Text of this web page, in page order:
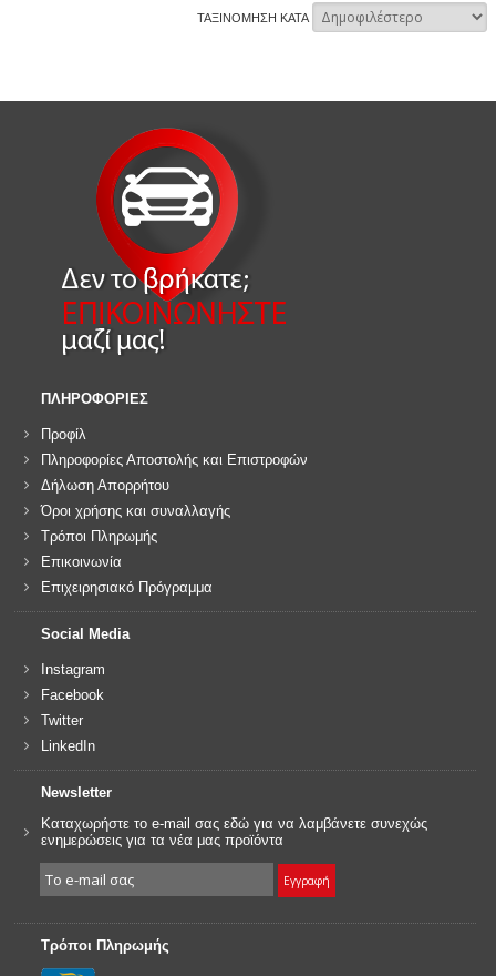
ΤΑΞΙΝΟΜΗΣΗ ΚΑΤΑ
ΠΛΗΡΟΦΟΡΙΕΣ
Προφίλ
Πληροφορίες Αποστολής και Επιστροφών
Δήλωση Απορρήτου
Όροι χρήσης και συναλλαγής
Τρόποι Πληρωμής
Επικοινωνία
Επιχειρησιακό Πρόγραμμα
Social Media
Instagram
Facebook
Twitter
LinkedIn
Newsletter
Καταχωρήστε το e-mail σας εδώ για να λαμβάνετε συνεχώς
ενημερώσεις για τα νέα μας προϊόντα
Τρόποι Πληρωμής